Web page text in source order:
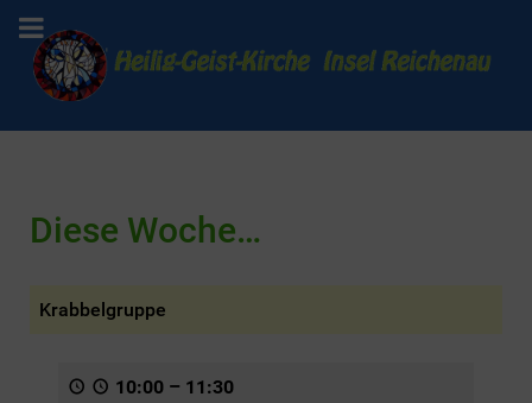
Diese Woche…
Krabbelgruppe
10:00 – 11:30